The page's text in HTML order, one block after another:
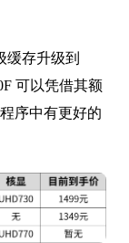
缓存升级到
可以凭借其额
序中有更好的